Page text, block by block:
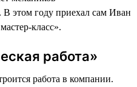
В этом году приехал сам Иван
класс».
работа»
работа в компании.